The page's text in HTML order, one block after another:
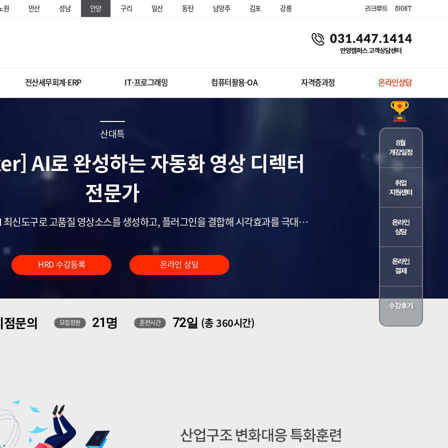
원 안산 성남 안양 구리 일산 동탄 남양주 김포 강릉
전산세무회계·ERP IT·프로그래밍 컴퓨터활용·OA 자격증과정 온라인상담
산대특
AI로 완성하는 자동화 영상 디렉터
전문가
HRD 수강등록 온라인 상담
점문의 모집정원 21명 훈련시간 72일 (총 360시간)